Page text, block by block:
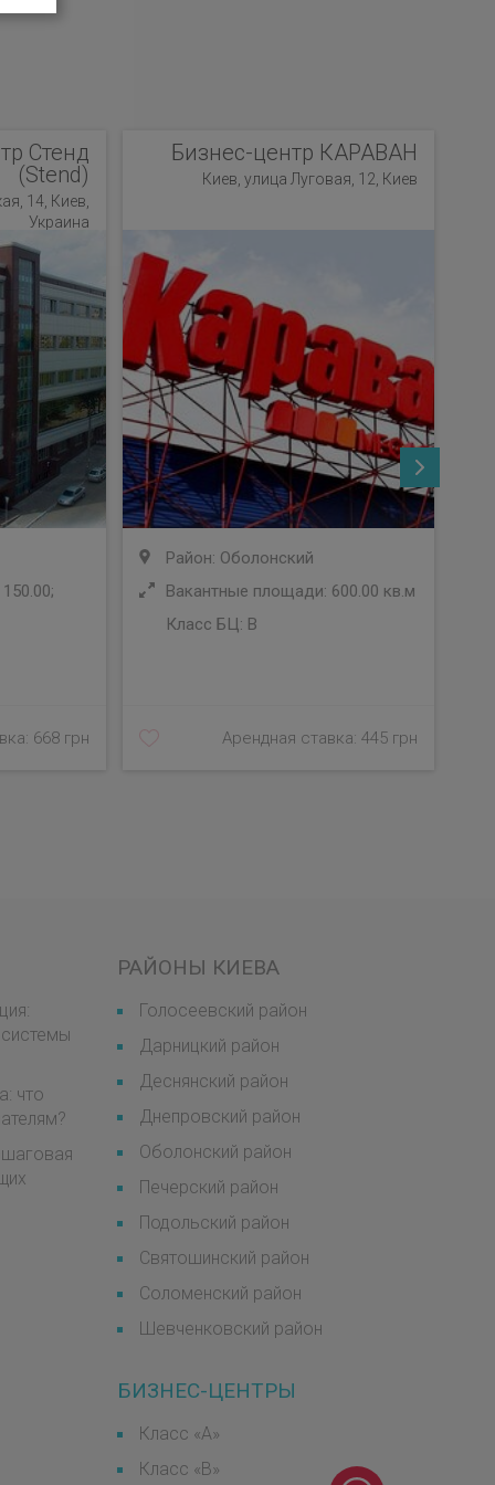
Стенд
(Stend)
14, Киев,
Украина
668 грн
Бизнес-центр КАРАВАН
Киев, улица Луговая, 12, Киев
Район: Оболонский
Вакантные площади: 600.00 кв.м
Класс БЦ: B
Арендная ставка: 445 грн
что
РАЙОНЫ КИЕВА
Голосеевский район
Дарницкий район
Деснянский район
Днепровский район
Оболонский район
Печерский район
Подольский район
Святошинский район
Соломенский район
Шевченковский район
БИЗНЕС-ЦЕНТРЫ
Класс «А»
Класс «B»